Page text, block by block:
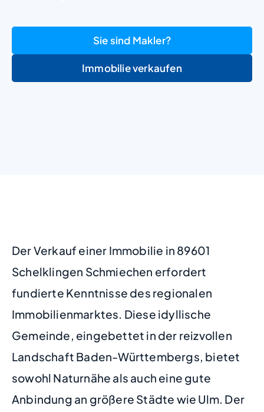
Sie sind Makler?
Immobilie verkaufen
Der Verkauf einer Immobilie in 89601
Schelklingen Schmiechen erfordert
fundierte Kenntnisse des regionalen
Immobilienmarktes. Diese idyllische
Gemeinde, eingebettet in der reizvollen
Landschaft Baden-Württembergs, bietet
sowohl Naturnähe als auch eine gute
Anbindung an größere Städte wie Ulm. Der